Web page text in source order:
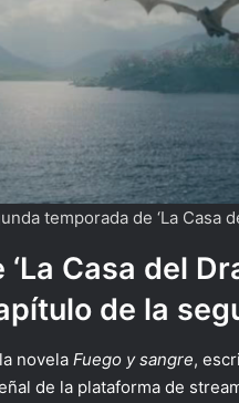
temporada de ‘La Casa
Casa del
de la
novela Fuego y sangre,
de la plataforma de